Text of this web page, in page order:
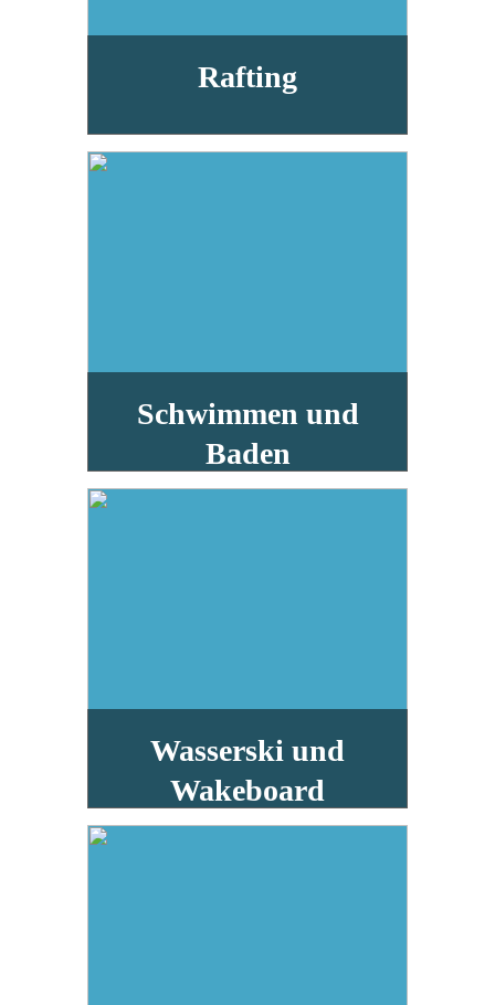
Rafting
Schwimmen und
Baden
Wasserski und
Wakeboard